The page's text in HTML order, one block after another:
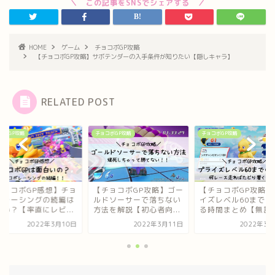
HOME ゲーム
チョコボGP攻略
【チョコボGP攻略】サボテンダーの入手条件が知りたい【隠しキャラ】
RELATED POST
ボGP攻略
ョコボGP感想】チョ
レーシングの続編は
い？【率直にレビ...
2022年3月10日
チョコボGP攻略
【チョコボGP攻略】ゴー
ルドソーサーで落ちない
方法を解説【初心者向...
2022年3月11日
チョコボGP攻略
【チョコボGP攻略
イズレベル60までに
る時間まとめ【無課
2022年3